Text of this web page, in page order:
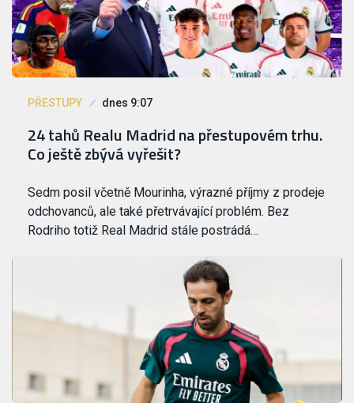
PŘESTUPY dnes 9:07
24 tahů Realu Madrid na přestupovém trhu.
Co ještě zbývá vyřešit?
Sedm posil včetně Mourinha, výrazné příjmy z prodeje
odchovanců, ale také přetrvávající problém. Bez
Rodriho totiž Real Madrid stále postrádá…